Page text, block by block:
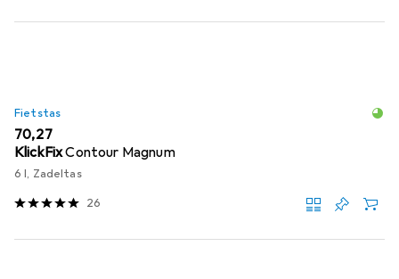
Fietstas
EUR
70,27
KlickFixContour Magnum
6 l, Zadeltas
26